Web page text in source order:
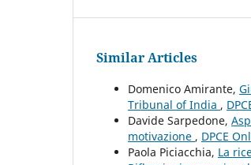
Similar Articles
Domenico Amirante,
Tribunal of India ,
Davide Sarpedone,
motivazione , DPCE
Paola Piciacchia, La